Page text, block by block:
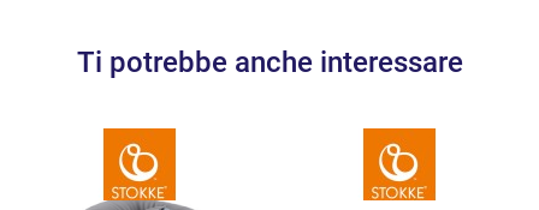
Ti potrebbe anche interessare